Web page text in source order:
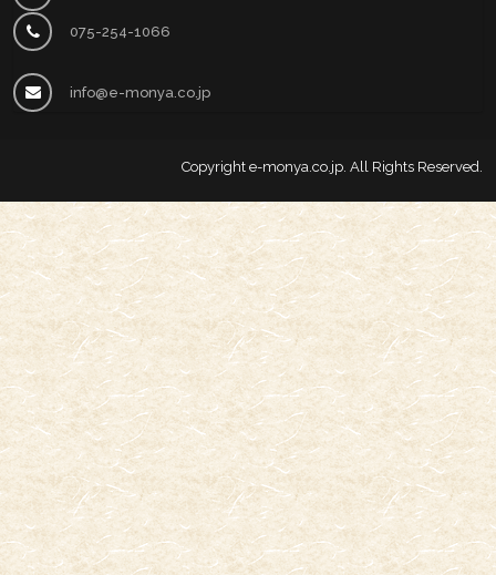
075-254-1066
info@e-monya.co.jp
Copyright e-monya.co.jp. All Rights Reserved.